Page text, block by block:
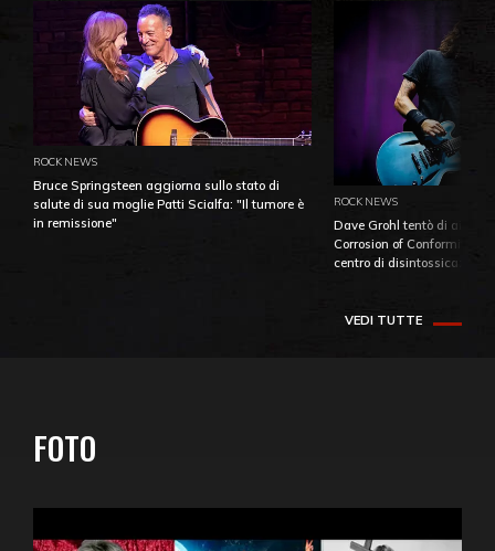
ROCK NEWS
Bruce Springsteen aggiorna sullo stato di
salute di sua moglie Patti Scialfa: "Il tumore è
in remissione"
ROCK NEWS
Dave Grohl tentò di
Corrosion of Conformity
centro di
VEDI TUTTE
FOTO